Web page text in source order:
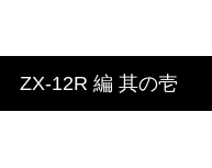
ZX-12R 編 其の壱